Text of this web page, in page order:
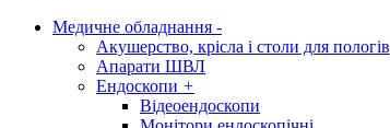
Медичне обладнання -
Акушерство, крісла і столи для пологів
Апарати ШВЛ
Ендоскопи +
Відеоендоскопи